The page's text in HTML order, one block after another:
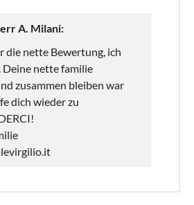
A. Milani:
die nette Bewertung, ich
Deine nette familie
zusammen bleiben war
dich wieder zu